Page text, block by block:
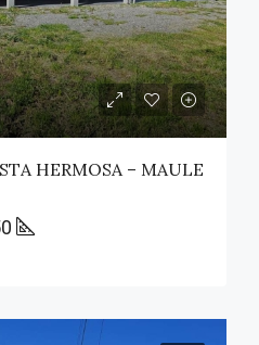
HERMOSA – MAULE